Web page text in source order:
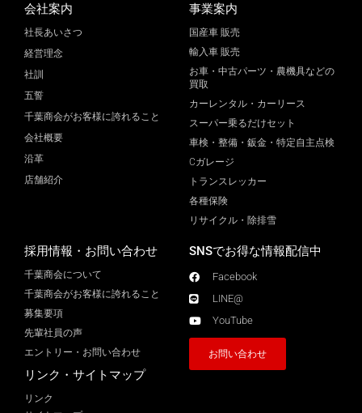
会社案内
社長あいさつ
経営理念
社訓
五誓
千葉商会がお客様に誇れること
会社概要
沿革
店舗紹介
事業案内
国産車 販売
輸入車 販売
お車・中古パーツ・農機具などの
買取
カーレンタル・カーリース
スーパー乗るだけセット
車検・整備・鈑金・特定自主点検
Cガレージ
トランスレッカー
各種保険
リサイクル・除排雪
採用情報・お問い合わせ
千葉商会について
千葉商会がお客様に誇れること​
募集要項
先輩社員の声
エントリー・お問い合わせ
リンク・サイトマップ
リンク
SNSでお得な情報配信中
Facebook
LINE@
YouTube
お問い合わせ